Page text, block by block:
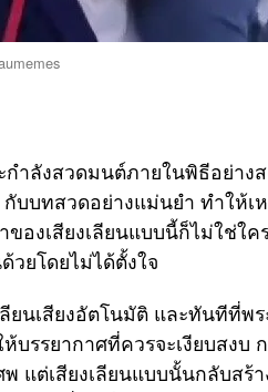
ำลังสวดมนต์ภายในพิธีอย่าง
กับบทสวดอย่างแม่นยำ ทำให้
ของเสียงเลียนแบบนี้ก็ไม่ใช่ใ
วยโดยไม่ได้ตั้งใจ
ยนเสียงอัตโนมัติ และทันทีที่พ
รรยากาศที่ควรจะเงียบสงบ
แต่เสียงเลียนแบบนั้นกลับสร้